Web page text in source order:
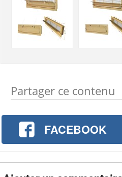
Partager ce contenu
FACEBOOK